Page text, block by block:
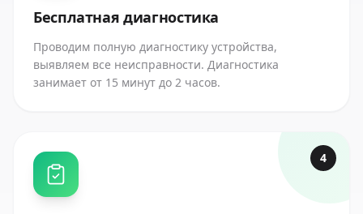
Бесплатная диагностика
Проводим полную диагностику устройства,
выявляем все неисправности. Диагностика
занимает от 15 минут до 2 часов.
4